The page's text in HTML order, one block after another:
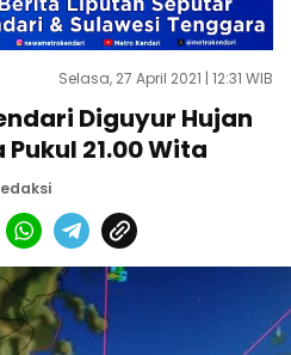
Selasa, 27 April 2021 | 12:31 WIB
Diguyur Hujan
21.00 Wita